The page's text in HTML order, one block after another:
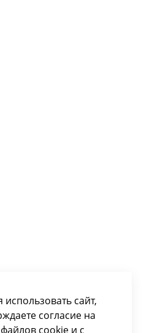
сайт,
согласие на
cookie и с